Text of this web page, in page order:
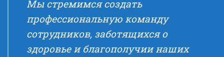
Мы стремимся создать
профессиональную команду
сотрудников, заботящихся о
здоровье и благополучии наших